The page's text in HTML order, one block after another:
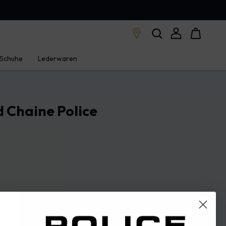
Schuhe Lederwaren
Police